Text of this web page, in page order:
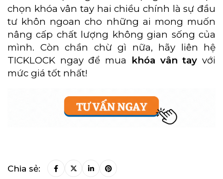
chọn khóa vân tay hai chiều chính là sự đầu
tư khôn ngoan cho những ai mong muốn
nâng cấp chất lượng không gian sống của
mình. Còn chần chừ gì nữa, hãy liên hệ
TICKLOCK ngay để mua khóa vân tay với
mức giá tốt nhất!
Chia sẻ: